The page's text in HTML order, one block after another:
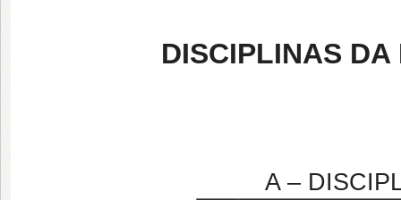
DISCIPLINAS
A –